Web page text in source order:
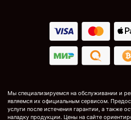
Мы специализируемся на обслуживании и
являемся их официальным сервисом.
услуги после истечения гарантии, а также
наладку продукции. Цены на сайте